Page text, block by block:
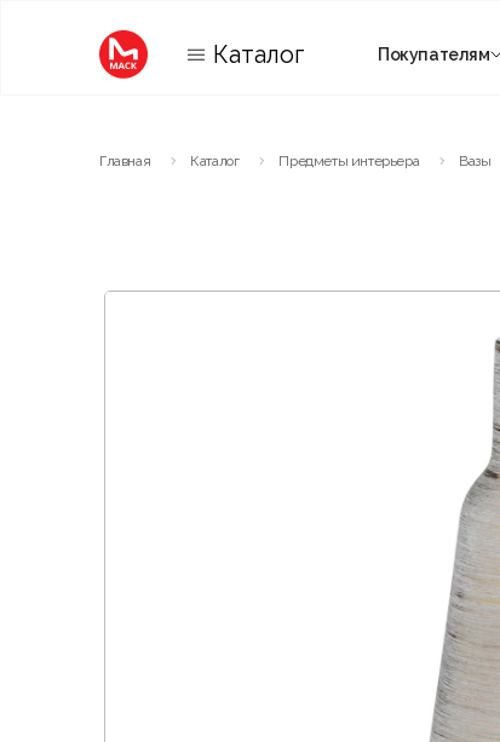
Каталог Покупателям
Главная Каталог Предметы интерьера Вазы